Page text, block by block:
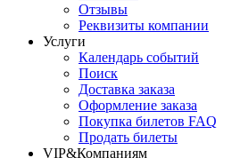
Отзывы
Реквизиты компании
Услуги
Календарь событий
Поиск
Доставка заказа
Оформление заказа
Покупка билетов FAQ
Продать билеты
VIP&Компаниям